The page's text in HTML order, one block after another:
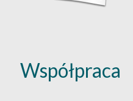
Współpraca